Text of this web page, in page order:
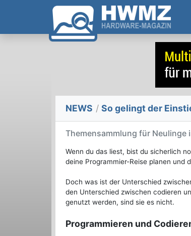
NEWS / So gelingt der
Themensammlung für Neulinge
Wenn du das liest, bist du sicherlich
deine Programmier-Reise planen und
Doch was ist der Unterschied
den Unterschied zwischen codieren
genutzt werden, sind sie es nicht.
Programmieren und